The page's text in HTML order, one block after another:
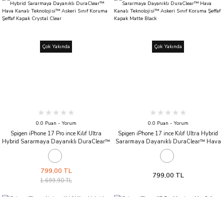
Çok Yakında
0.0 Puan - Yorum
Spigen iPhone 17 Pro ince Kılıf Ultra
Hybrid Sararmaya Dayanıklı DuraClear™
Hava Kanalı Teknolojisi™ Askeri Sınıf
Koruma Şeffaf Kapak Crystal Clear
799,00 TL
1.699,90 TL
Çok Yakında
0.0 Puan - Yorum
Spigen iPhone 17 ince Kılıf Ultra Hybrid
Sararmaya Dayanıklı DuraClear™ Hava
Kanalı Teknolojisi™ Askeri Sınıf Koruma
Şeffaf Kapak Matte Black
799,00 TL